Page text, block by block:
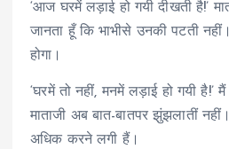
‘आज घरमें लड़ाई हो गयी दीखती है!’
जानता हूँ कि भाभीसे उनकी पटती
होगा।
‘घरमें तो नहीं, मनमें लड़ाई हो गयी है!’
माताजी अब बात-बातपर झुंझलातीं
अधिक करने लगी हैं।